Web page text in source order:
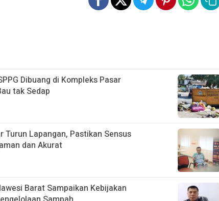
Dibuang di Kompleks Pasar
tak Sedap
Turun Lapangan, Pastikan Sensus
dan Akurat
Barat Sampaikan Kebijakan